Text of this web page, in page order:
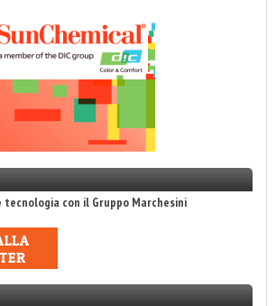
tecnologia con il Gruppo Marchesini